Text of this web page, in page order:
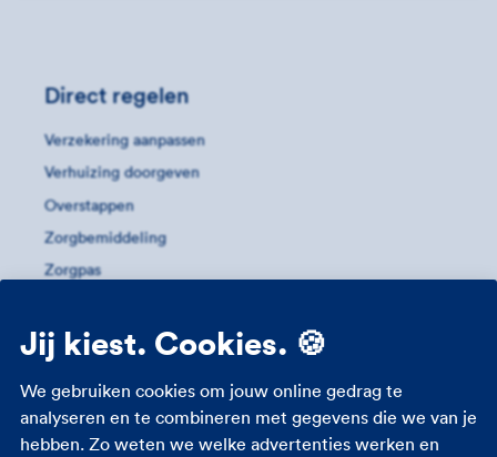
Direct regelen
Verzekering aanpassen
Verhuizing doorgeven
Overstappen
Zorgbemiddeling
Zorgpas
Meer informatie
Zorgverzekering 18 jaar
Zorgverzekering zwangerschap
Jij kiest. Cookies. 🍪
We gebruiken cookies om jouw online gedrag te
analyseren en te combineren met gegevens die we van je
hebben. Zo weten we welke advertenties werken en